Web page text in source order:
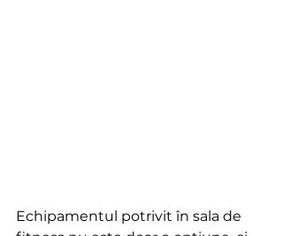
Echipamentul potrivit în sala de